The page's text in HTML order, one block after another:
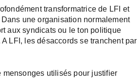
transformatrice de LFI et
une organisation normalement
aux syndicats ou le ton politique
LFI, les désaccords se tranchent par
mensonges utilisés pour justifier